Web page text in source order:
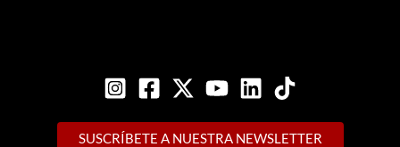
SUSCRÍBETE A NUESTRA NEWSLETTER